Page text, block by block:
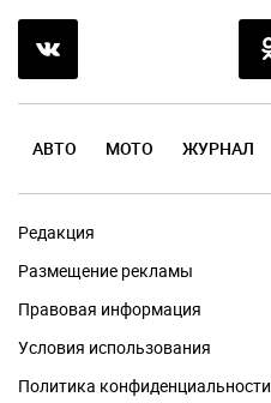
АВТО МОТО ЖУРНАЛ
Редакция
Размещение рекламы
Правовая информация
Условия использования
Политика конфиденциальности